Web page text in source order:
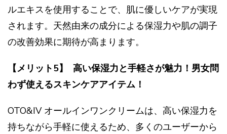
ルエキスを使用することで、肌に優しいケアが実現
されます。天然由来の成分による保湿力や肌の調子
の改善効果に期待が高まります。
【メリット5】 高い保湿力と手軽さが魅力！男女問
わず使えるスキンケアアイテム！
OTO&IV オールインワンクリームは、高い保湿力を
持ちながら手軽に使えるため、多くのユーザーから